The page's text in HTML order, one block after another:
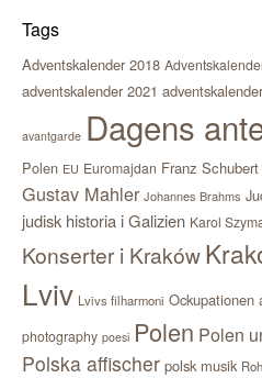
Tags
Adventskalender 2018
adventskalender 2021
avantgarde Dagens
Polen EU Euromajdan Franz Schubert
Gustav Mahler Johannes Brahms
judisk historia i Galizien Karol
Konserter i Kraków
Lviv Lvivs filharmoni Ockupationen
photography poesi Polen Polen
Polska affischer polsk musik